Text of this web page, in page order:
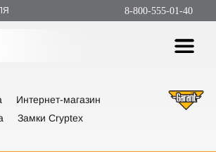
8-800-555-01-40
Интернет-магазин
Замки Cryptex